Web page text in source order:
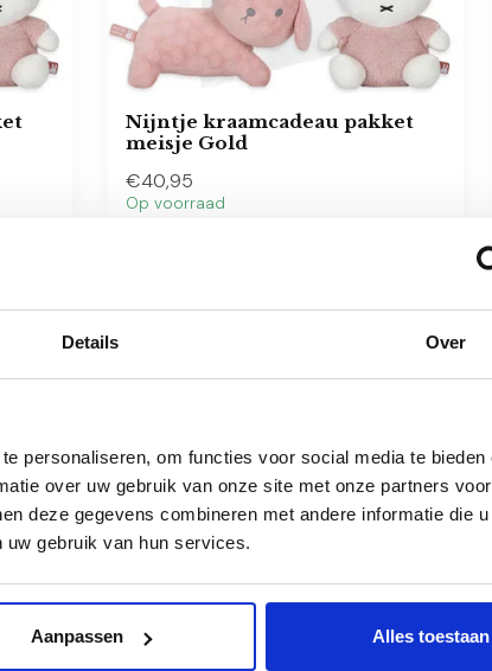
Details Over
personaliseren, om functies voor social media te bieden
over uw gebruik van onze site met onze partners
deze gegevens combineren met andere informatie die
gebruik van hun services.
Aanpassen Alles toestaan
Nijntje kraamcadeau pakket
meisje Gold
€40,95
Op voorraad
voor meisjes
voor een meisje met Nijntje? Onze kraamcadeau
leuk zijn om te geven en praktisch in gebruik. Ideaal voor
Nijntje kraamcadeau
in verschillende stijlen
ingepakt